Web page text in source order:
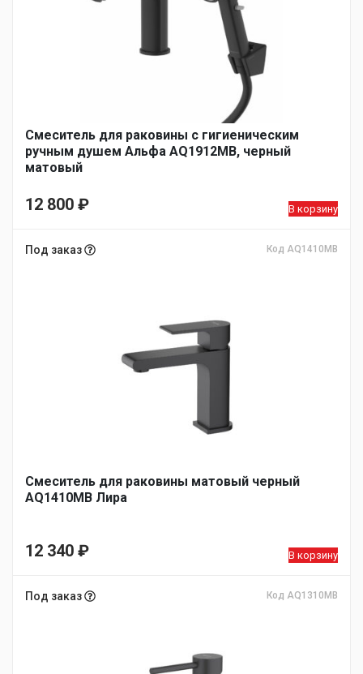
Смеситель для раковины с гигиеническим
ручным душем Альфа AQ1912MB, черный
матовый
12 800 ₽ В корзину
Под заказ Код AQ1410MB
Смеситель для раковины матовый черный
AQ1410MB Лира
12 340 ₽ В корзину
Под заказ Код AQ1310MB